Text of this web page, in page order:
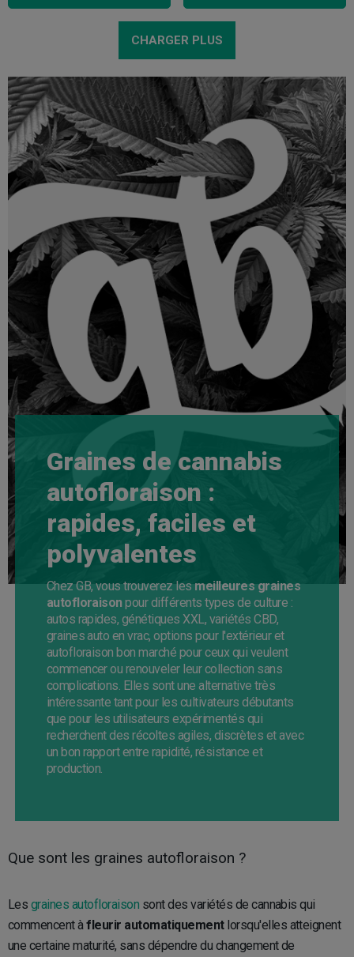
CHARGER PLUS
Graines de cannabis
autofloraison :
rapides, faciles et
polyvalentes
Chez GB, vous trouverez les meilleures graines
autofloraisonpour différents types de culture :
autos rapides, génétiques XXL, variétés CBD,
graines auto en vrac, options pour l'extérieur et
autofloraison bon marché pour ceux qui veulent
commencer ou renouveler leur collection sans
complications. Elles sont une alternative très
intéressante tant pour les cultivateurs débutants
que pour les utilisateurs expérimentés qui
recherchent des récoltes agiles, discrètes et avec
un bon rapport entre rapidité, résistance et
production.
Que sont les graines autofloraison ?
Les graines autofloraison sont des variétés de cannabis qui
commencent àfleurir automatiquementlorsqu'elles atteignent
une certaine maturité, sans dépendre du changement de